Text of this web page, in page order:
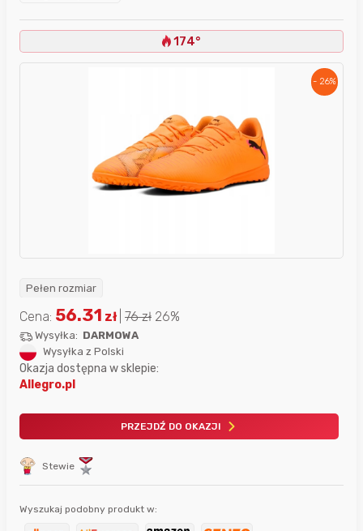
174°
- 26%
Pełen rozmiar
Stewie
Cena: 56.31 zł 76zł 26%
Wysyłka: DARMOWA
Wysyłka z Polski
Okazja dostępna w sklepie:
Allegro.pl
PRZEJDŹ DO OKAZJI
Wyszukaj podobny produkt w: